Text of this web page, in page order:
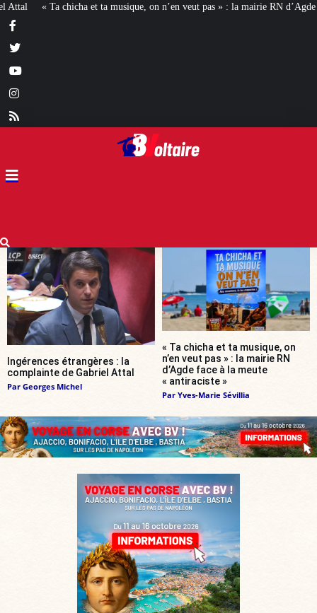
n’en veut pas » : la mairie RN d’Agde face à la meute « antiraciste » La
Ingérences étrangères : la
complainte de Gabriel Attal
Par Georges Michel
« Ta chicha et ta musique, on
n’en veut pas » : la mairie RN
d’Agde face à la meute
« antiraciste »
Par Yves-Marie Sévillia